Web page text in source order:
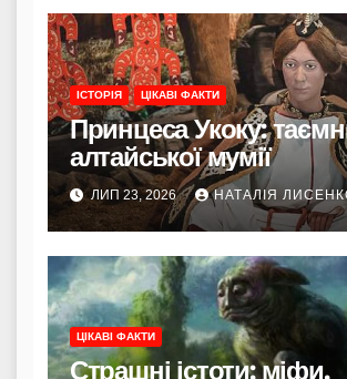
ІСТОРІЯ ЦІКАВІ ФАКТИ
Принцеса Укоку:
алтайської мумії
ЛИП 23, 2026 НАТАЛІЯ
ЦІКАВІ ФАКТИ
Страшні істоти: міфи,